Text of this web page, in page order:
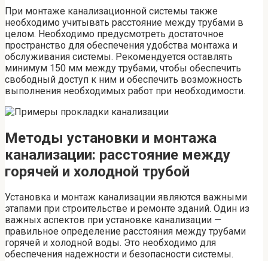
При монтаже канализационной системы также
необходимо учитывать расстояние между трубами в
целом. Необходимо предусмотреть достаточное
пространство для обеспечения удобства монтажа и
обслуживания системы. Рекомендуется оставлять
минимум 150 мм между трубами, чтобы обеспечить
свободный доступ к ним и обеспечить возможность
выполнения необходимых работ при необходимости.
Методы установки и монтажа
канализации: расстояние между
горячей и холодной трубой
Установка и монтаж канализации являются важными
этапами при строительстве и ремонте зданий. Один из
важных аспектов при установке канализации —
правильное определение расстояния между трубами
горячей и холодной воды. Это необходимо для
обеспечения надежности и безопасности системы.